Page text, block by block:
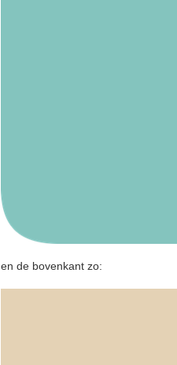
en de bovenkant zo: